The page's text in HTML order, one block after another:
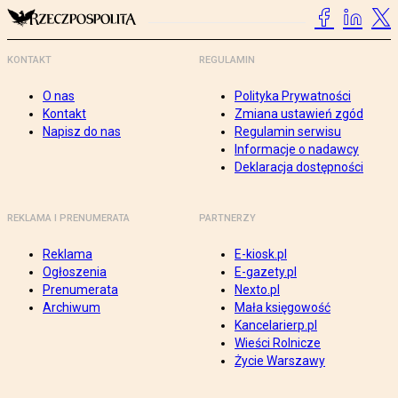
KONTAKT
O nas
Kontakt
Napisz do nas
REGULAMIN
Polityka Prywatności
Zmiana ustawień zgód
Regulamin serwisu
Informacje o nadawcy
Deklaracja dostępności
REKLAMA I PRENUMERATA
Reklama
Ogłoszenia
Prenumerata
Archiwum
PARTNERZY
E-kiosk.pl
E-gazety.pl
Nexto.pl
Mała księgowość
Kancelarierp.pl
Wieści Rolnicze
Życie Warszawy